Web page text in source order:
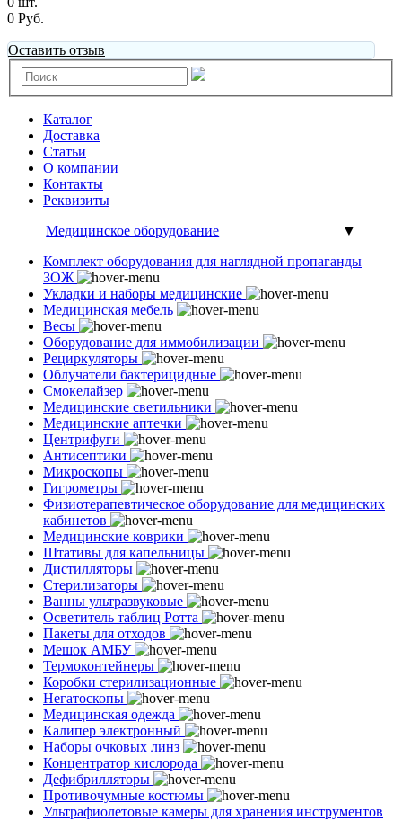
0 Руб.
Оставить отзыв
Каталог
Доставка
Статьи
О компании
Контакты
Реквизиты
Медицинское оборудование
▼
Комплект оборудования для наглядной пропаганды
ЗОЖ
Укладки и наборы медицинские
Медицинская мебель
Весы
Оборудование для иммобилизации
Рециркуляторы
Облучатели бактерицидные
Смокелайзер
Медицинские светильники
Медицинские аптечки
Центрифуги
Антисептики
Микроскопы
Гигрометры
Физиотерапевтическое оборудование для медицинских
кабинетов
Медицинские коврики
Штативы для капельницы
Дистилляторы
Стерилизаторы
Ванны ультразвуковые
Осветитель таблиц Ротта
Пакеты для отходов
Мешок АМБУ
Термоконтейнеры
Коробки стерилизационные
Негатоскопы
Медицинская одежда
Калипер электронный
Наборы очковых линз
Концентратор кислорода
Дефибрилляторы
Противочумные костюмы
Ультрафиолетовые камеры для хранения инструментов